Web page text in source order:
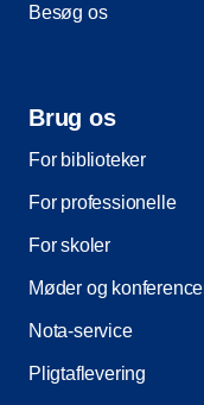
Besøg os
Brug os
For biblioteker
For professionelle
For skoler
Møder og
Nota-service
Pligtaflevering